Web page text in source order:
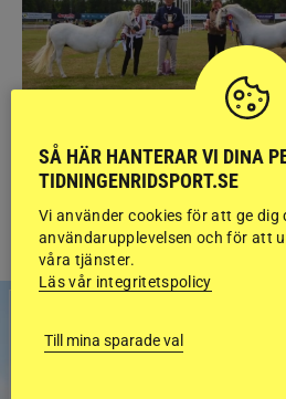
Finaldag med jubileumsutställning
SÅ HÄR HANTERAR VI DINA
TIDNINGENRIDSPORT.SE
Vi använder cookies för att ge dig
användarupplevelsen och för att
våra tjänster.
Läs vår integritetspolicy
Till mina sparade val